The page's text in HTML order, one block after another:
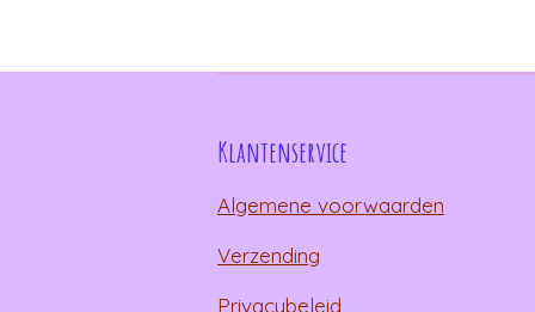
Klantenservice
Algemene voorwaarden
Verzending
Privacybeleid